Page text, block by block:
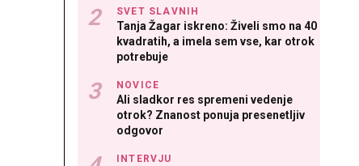
SVET SLAVNIH
Tanja Žagar iskreno: Živeli smo na 40
kvadratih, a imela sem vse, kar otrok
potrebuje
NOVICE
Ali sladkor res spremeni vedenje
otrok? Znanost ponuja presenetljiv
odgovor
INTERVJU